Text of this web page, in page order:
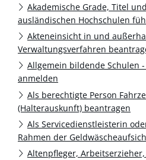
Akademische Grade, Titel
ausländischen Hochschulen
Akteneinsicht in und
Verwaltungsverfahren
Allgemein bildende Schulen
anmelden
Als berechtigte Person
(Halterauskunft) beantragen
Als Servicedienstleisterin
Rahmen der
Altenpfleger,